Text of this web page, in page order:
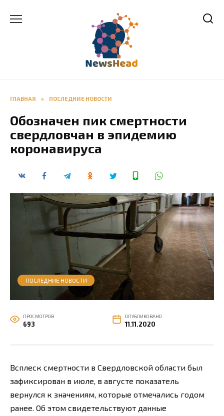
ГЛАВНАЯ » ПОСЛЕДНИЕ НОВОСТИ
Обозначен пик смертности
свердловчан в эпидемию
коронавируса
ПОСЛЕДНИЕ НОВОСТИ
ПРОСМОТРОВ
693
ОПУБЛИКОВАНО
11.11.2020
Всплеск смертности в Свердловской области был
зафиксирован в июле, в августе показатель
вернулся к значениям, которые отмечались годом
ранее. Об этом свидетельствуют данные